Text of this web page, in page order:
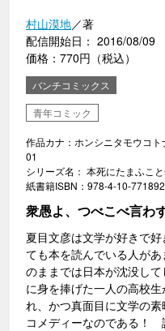
村山漠地／著
配信開始日： 2016/08/09
価格：770円（税込）
バンチコミックス
青年コミック
作品カナ：ホンシニタモウコ
01
シリーズ名： 本死にたまふこ
紙書籍ISBN：978-4-10-
衆愚よ、つべこべ言わ
夏目文彦は文学が好きで
ても本を読んでいる人が
のままでは日本が沈没し
に身を捧げた一人の高校
れ、かつ真面目に文学の
コメディーなのである！